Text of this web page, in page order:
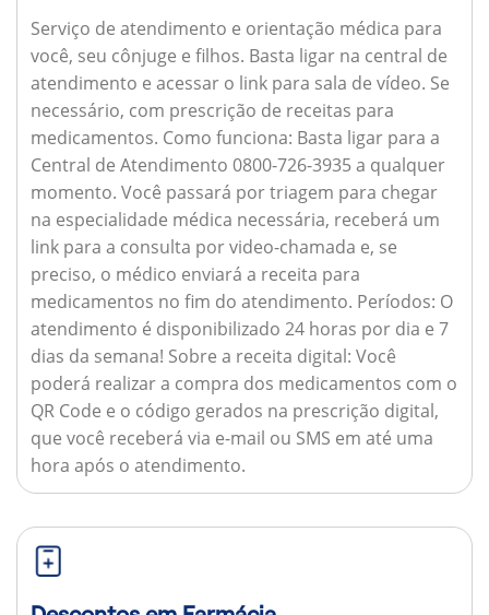
Serviço de atendimento e orientação médica para
você, seu cônjuge e filhos. Basta ligar na central de
atendimento e acessar o link para sala de vídeo. Se
necessário, com prescrição de receitas para
medicamentos. Como funciona: Basta ligar para a
Central de Atendimento 0800-726-3935 a qualquer
momento. Você passará por triagem para chegar
na especialidade médica necessária, receberá um
link para a consulta por video-chamada e, se
preciso, o médico enviará a receita para
medicamentos no fim do atendimento. Períodos: O
atendimento é disponibilizado 24 horas por dia e 7
dias da semana! Sobre a receita digital: Você
poderá realizar a compra dos medicamentos com o
QR Code e o código gerados na prescrição digital,
que você receberá via e-mail ou SMS em até uma
hora após o atendimento.